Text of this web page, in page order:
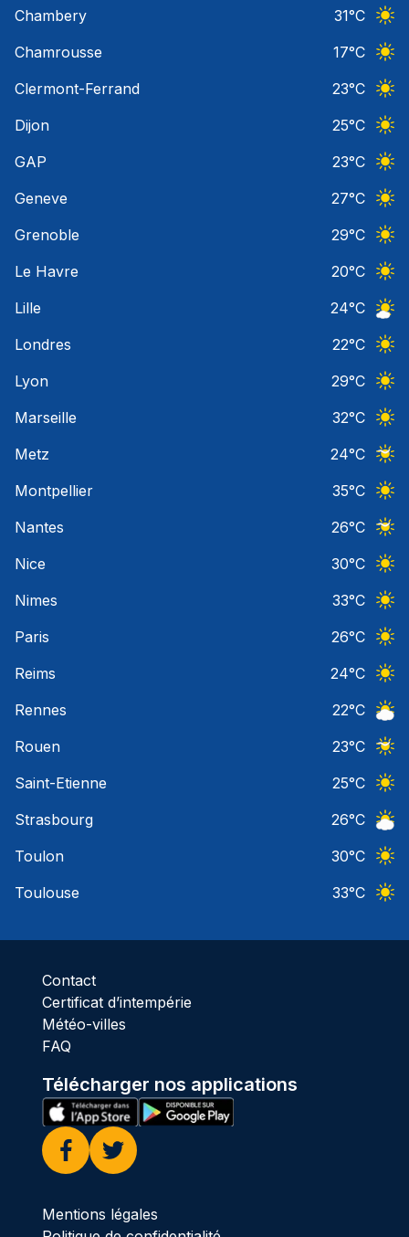
Chambery
31°C
Chamrousse
17°C
Clermont-Ferrand
23°C
Dijon
25°C
GAP
23°C
Geneve
27°C
Grenoble
29°C
Le Havre
20°C
Lille
24°C
Londres
22°C
Lyon
29°C
Marseille
32°C
Metz
24°C
Montpellier
35°C
Nantes
26°C
Nice
30°C
Nimes
33°C
Paris
26°C
Reims
24°C
Rennes
22°C
Rouen
23°C
Saint-Etienne
25°C
Strasbourg
26°C
Toulon
30°C
Toulouse
33°C
Contact
Certificat d’intempérie
Météo-villes
FAQ
Télécharger nos applications
Facebook
Twitter
Mentions légales